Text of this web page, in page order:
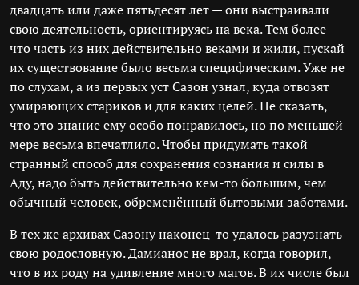
двадцать или даже пятьдесят лет — они выстраивали
свою деятельность, ориентируясь на века. Тем более
что часть из них действительно веками и жили, пускай
их существование было весьма специфическим. Уже не
по слухам, а из первых уст Сазон узнал, куда отвозят
умирающих стариков и для каких целей. Не сказать,
что это знание ему особо понравилось, но по меньшей
мере весьма впечатлило. Чтобы придумать такой
странный способ для сохранения сознания и силы в
Аду, надо быть действительно кем-то большим, чем
обычный человек, обременённый бытовыми заботами.
В тех же архивах Сазону наконец-то удалось разузнать
свою родословную. Дамианос не врал, когда говорил,
что в их роду на удивление много магов. В их числе был